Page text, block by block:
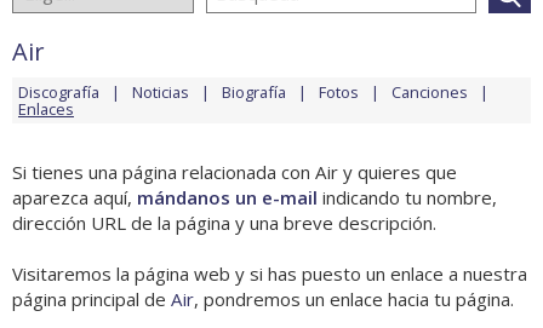
Air
Discografía Noticias Biografía Fotos Canciones
Enlaces
Si tienes una página relacionada con Air y quieres que
aparezca aquí, mándanos un e-mail indicando tu nombre,
dirección URL de la página y una breve descripción.
Visitaremos la página web y si has puesto un enlace a nuestra
página principal de Air, pondremos un enlace hacia tu página.